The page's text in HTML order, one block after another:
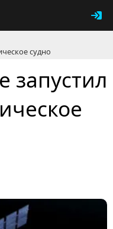
судно
запустил